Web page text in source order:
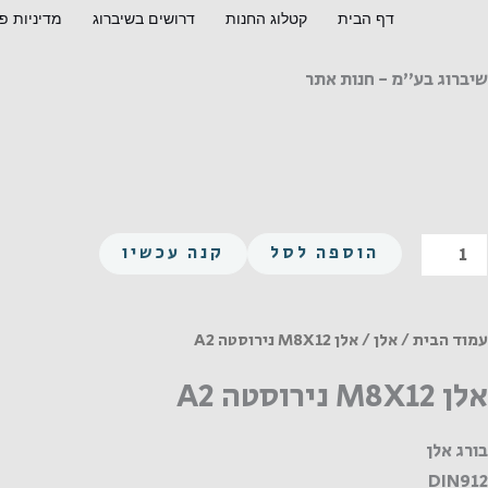
דף הבית קטלוג החנות דרושים בשיברוג מדיניות
שיברוג בע"מ - חנות אתר
כמות
של
M8X12
A2
הוספה לסל קנה עכשיו
עמוד הבית/אלן/ אלן M8X12 נירוסטה A2
אלן M8X12 נירוסטה A2
בורג אלן
DIN912